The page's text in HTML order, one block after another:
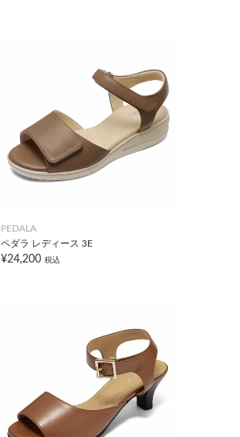
PEDALA
ペダラ レディース 3E
¥24,200 税込